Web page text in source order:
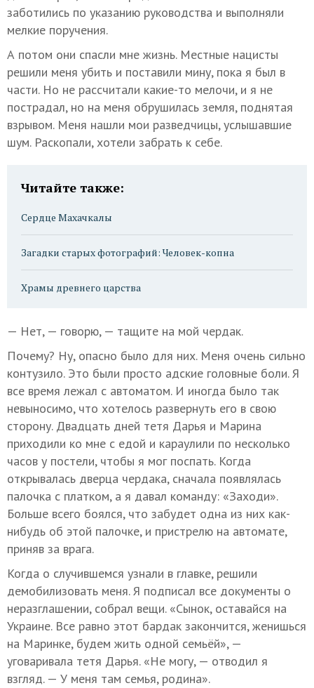
заботились по указанию руководства и выполняли
мелкие поручения.
А потом они спасли мне жизнь. Местные нацисты
решили меня убить и поставили мину, пока я был в
части. Но не рассчитали какие-то мелочи, и я не
пострадал, но на меня обрушилась земля, поднятая
взрывом. Меня нашли мои разведчицы, услышавшие
шум. Раскопали, хотели забрать к себе.
Читайте также:
Сердце Махачкалы
Загадки старых фотографий: Человек-копна
Храмы древнего царства
— Нет, — говорю, — тащите на мой чердак.
Почему? Ну, опасно было для них. Меня очень сильно
контузило. Это были просто адские головные боли. Я
все время лежал с автоматом. И иногда было так
невыносимо, что хотелось развернуть его в свою
сторону. Двадцать дней тетя Дарья и Марина
приходили ко мне с едой и караулили по несколько
часов у постели, чтобы я мог поспать. Когда
открывалась дверца чердака, сначала появлялась
палочка с платком, а я давал команду: «Заходи».
Больше всего боялся, что забудет одна из них как-
нибудь об этой палочке, и пристрелю на автомате,
приняв за врага.
Когда о случившемся узнали в главке, решили
демобилизовать меня. Я подписал все документы о
неразглашении, собрал вещи. «Сынок, оставайся на
Украине. Все равно этот бардак закончится, женишься
на Маринке, будем жить одной семьёй», —
уговаривала тетя Дарья. «Не могу, — отводил я
взгляд. — У меня там семья, родина».